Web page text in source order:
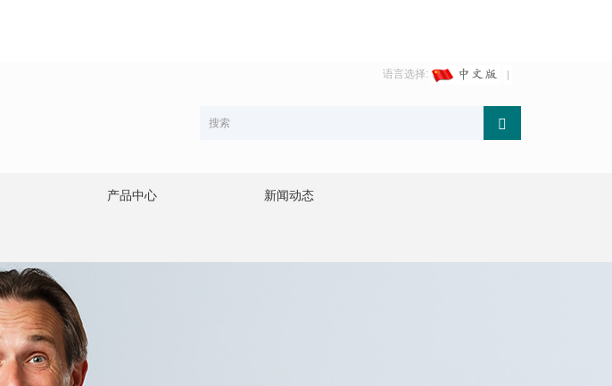
语言选择:
产品中心 新闻动态